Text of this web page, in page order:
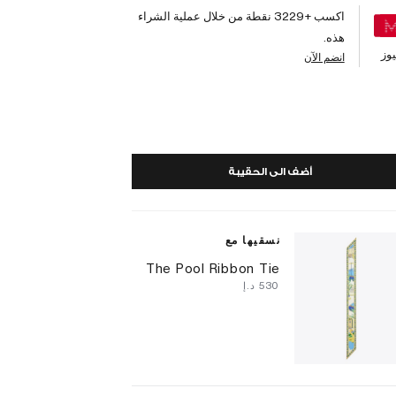
اكسب +3229 نقطة من خلال عملية الشراء
هذه.
انضم الآن
أضف الى الحقيبة
نسقيها مع
The Pool Ribbon Tie